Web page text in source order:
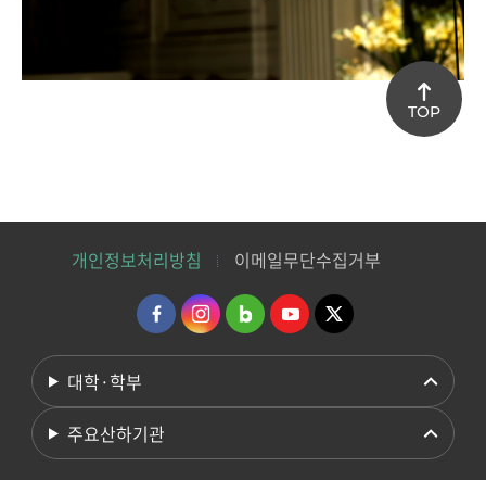
개인정보처리방침 이메일무단수집거부
대학·학부
주요산하기관
TOP